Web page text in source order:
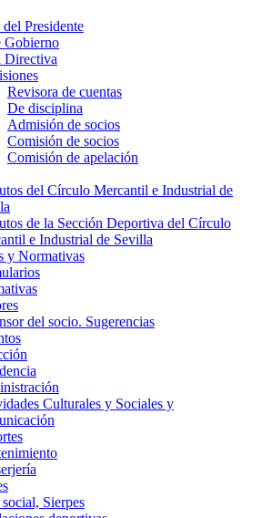
Presidente
Gobierno
Directiva
Revisora de cuentas
De disciplina
Admisión de socios
Comisión de socios
Comisión de apelación
del Círculo Mercantil e Industrial de
de la Sección Deportiva del Círculo
e Industrial de Sevilla
y Normativas
del socio. Sugerencias
Culturales y Sociales y
social, Sierpes